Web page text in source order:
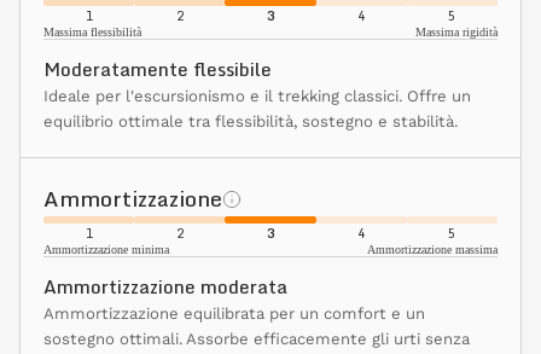
1 2 3 4 5
Massima flessibilità Massima rigidità
Moderatamente flessibile
Ideale per l'escursionismo e il trekking classici. Offre un
equilibrio ottimale tra flessibilità, sostegno e stabilità.
Ammortizzazione
1 2 3 4 5
Ammortizzazione minima Ammortizzazione massima
Ammortizzazione moderata
Ammortizzazione equilibrata per un comfort e un
sostegno ottimali. Assorbe efficacemente gli urti senza